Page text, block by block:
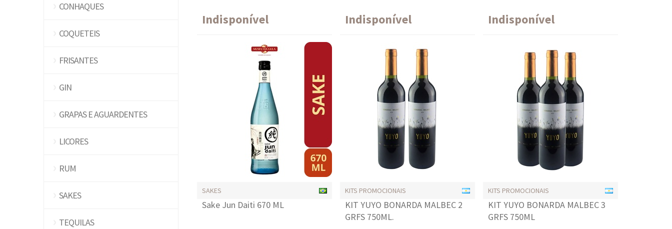
CONHAQUES
COQUETEIS
FRISANTES
GIN
GRAPAS E AGUARDENTES
LICORES
RUM
SAKES
TEQUILAS
Indisponível Indisponível Indisponível
SAKES
Sake Jun Daiti 670 ML
KITS PROMOCIONAIS
KIT YUYO BONARDA MALBEC 2
GRFS 750ML.
KITS PROMOCIONAIS
KIT YUYO BONARDA MALBEC 3
GRFS 750ML